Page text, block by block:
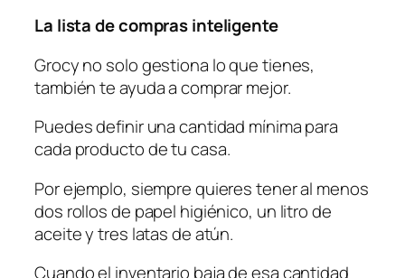
La lista de compras inteligente
Grocy no solo gestiona lo que tienes,
también te ayuda a comprar mejor.
Puedes definir una cantidad mínima para
cada producto de tu casa.
Por ejemplo, siempre quieres tener al menos
dos rollos de papel higiénico, un litro de
aceite y tres latas de atún.
Cuando el inventario baja de esa cantidad